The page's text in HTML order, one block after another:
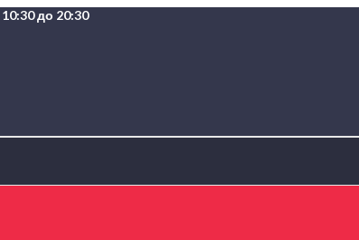
до 20:30